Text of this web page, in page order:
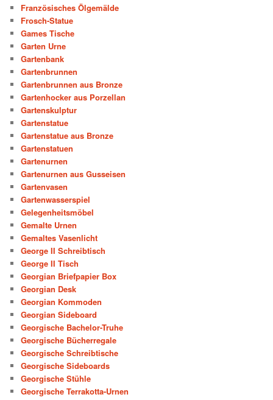
Französisches Ölgemälde
Frosch-Statue
Games Tische
Garten Urne
Gartenbank
Gartenbrunnen
Gartenbrunnen aus Bronze
Gartenhocker aus Porzellan
Gartenskulptur
Gartenstatue
Gartenstatue aus Bronze
Gartenstatuen
Gartenurnen
Gartenurnen aus Gusseisen
Gartenvasen
Gartenwasserspiel
Gelegenheitsmöbel
Gemalte Urnen
Gemaltes Vasenlicht
George II Schreibtisch
George II Tisch
Georgian Briefpapier Box
Georgian Desk
Georgian Kommoden
Georgian Sideboard
Georgische Bachelor-Truhe
Georgische Bücherregale
Georgische Schreibtische
Georgische Sideboards
Georgische Stühle
Georgische Terrakotta-Urnen